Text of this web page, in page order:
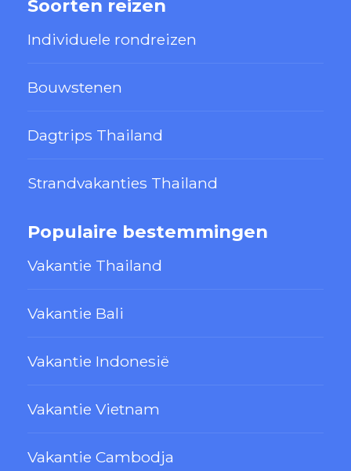
Soorten reizen
Individuele rondreizen
Bouwstenen
Dagtrips Thailand
Strandvakanties Thailand
Populaire bestemmingen
Vakantie Thailand
Vakantie Bali
Vakantie Indonesië
Vakantie Vietnam
Vakantie Cambodja